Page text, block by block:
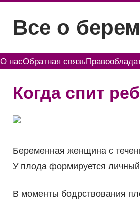
содержимому
Все о
О насОбратная связь
Когда спит
Беременная женщина с
У плода формируется личный
В моменты бодрствования